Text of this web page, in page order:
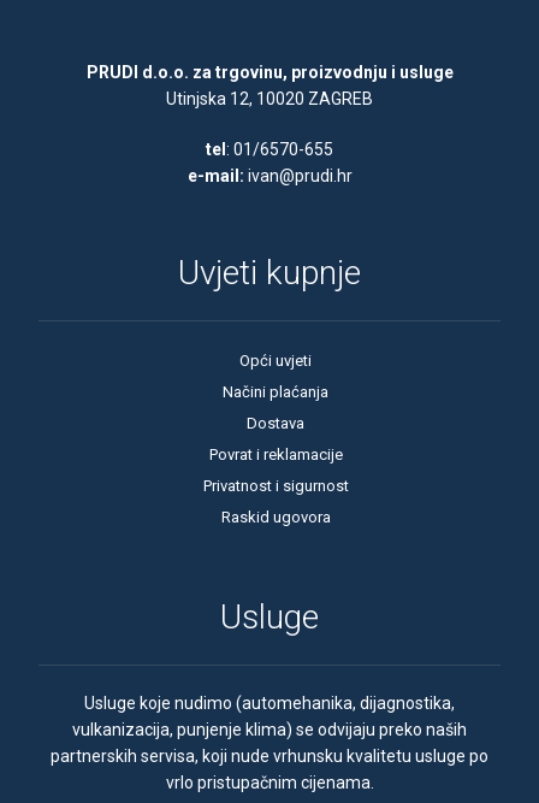
PRUDI d.o.o. za trgovinu, proizvodnju i usluge
Utinjska 12, 10020 ZAGREB
tel : 01/6570-655
e-mail: ivan@prudi.hr
Uvjeti kupnje
Opći uvjeti
Načini plaćanja
Dostava
Povrat i reklamacije
Privatnost i sigurnost
Raskid ugovora
Usluge
Usluge koje nudimo (automehanika, dijagnostika,
vulkanizacija, punjenje klima) se odvijaju preko naših
partnerskih servisa, koji nude vrhunsku kvalitetu usluge po
vrlo pristupačnim cijenama.